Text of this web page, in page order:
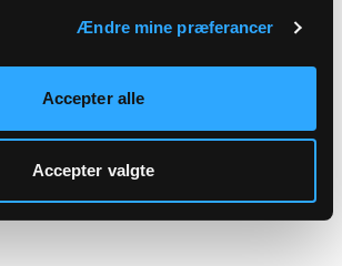
Ændre mine præferancer
Accepter alle
Accepter valgte